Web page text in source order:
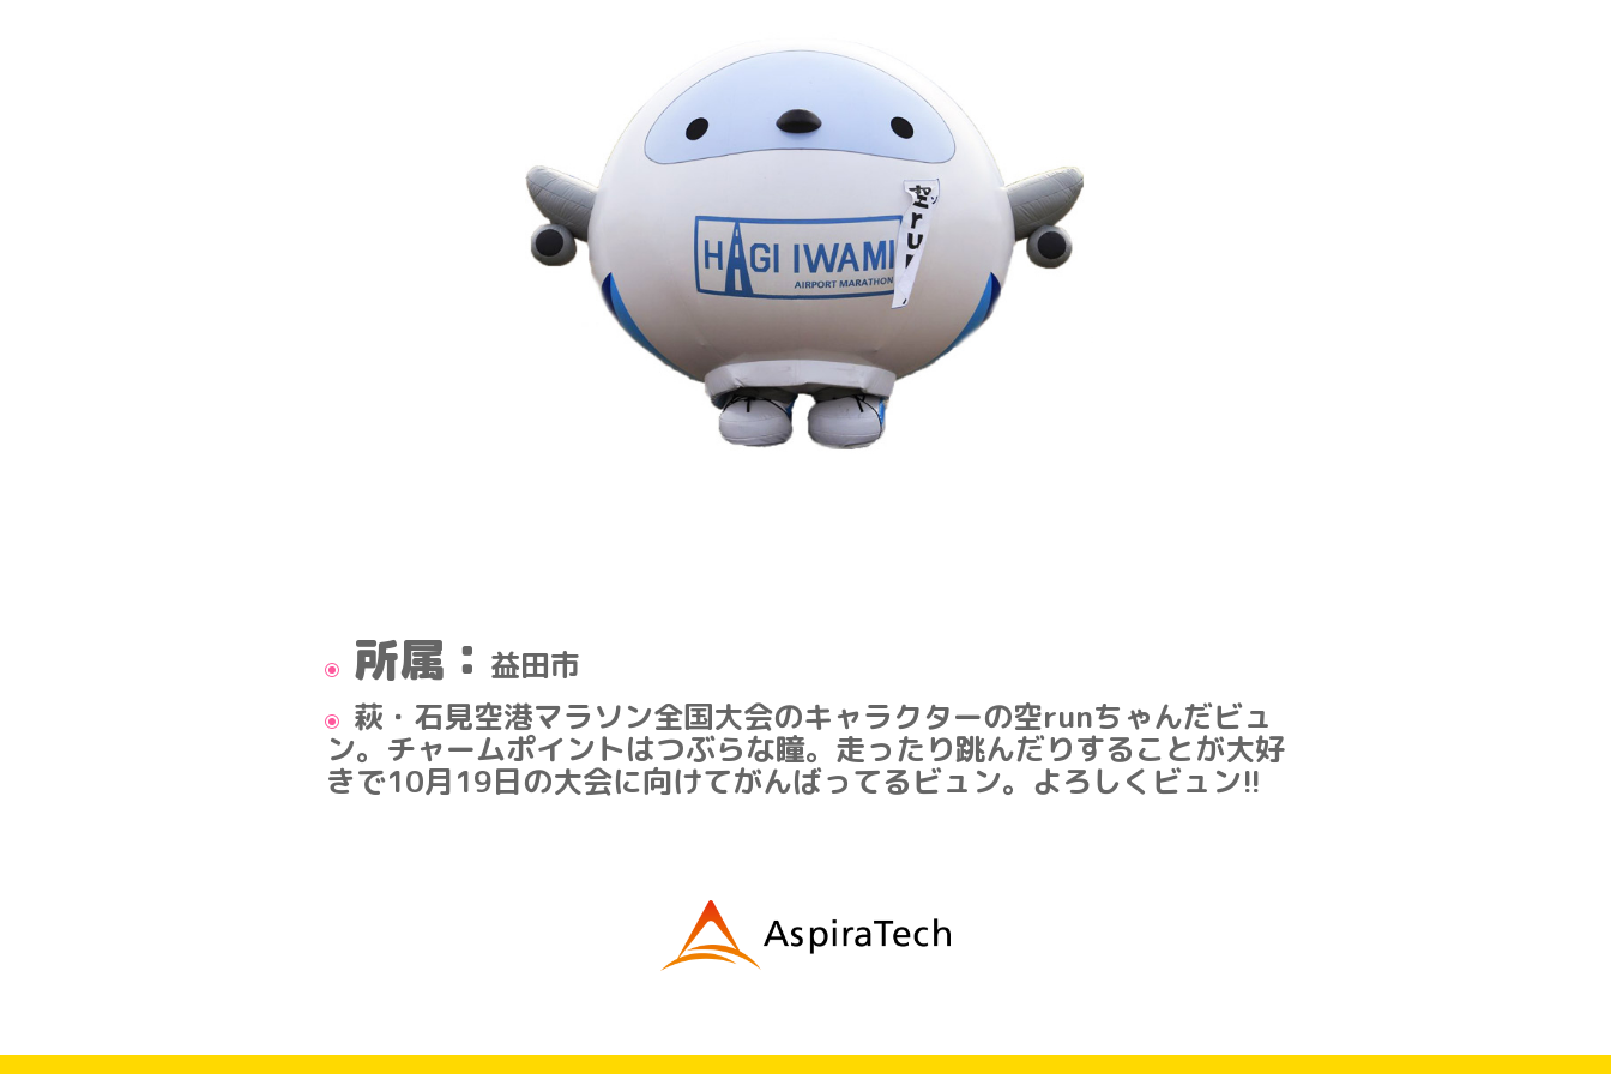
所属： 益田市
萩・石見空港マラソン全国大会のキャラクターの空runちゃんだビュ
ン。チャームポイントはつぶらな瞳。走ったり跳んだりすることが大好
きで10月19日の大会に向けてがんばってるビュン。よろしくビュン!!